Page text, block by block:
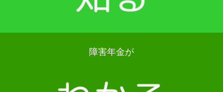
障害年金が